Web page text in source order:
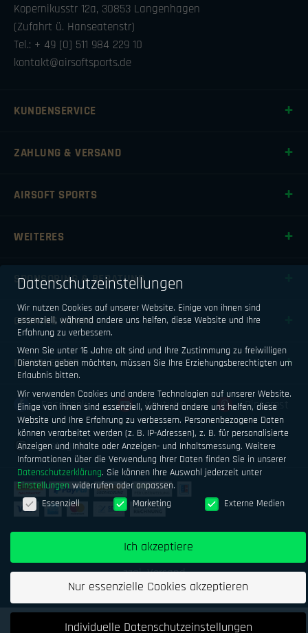
Kopernikusstr 12a, 30853 Langenhagen
(Zufahrt ü. Hanseatenstr)
Tel.: + 49 [0] 511 984 229 10
kontakt@airsoftsports.de
KUNDENSERVICE
ZAHLUNG & VERSAND
AIRSOFT SPORTS
WEITERES
SPONSORING & BERATUNG
OPENING HOURS
NEWSLETTER
Facebook Youtube Pinterest
Instagram
Geld verdienen mit Airsoftsports
Alle Preise inkl. MwSt.
zzgl. Versand
Datenschutzeinstellungen
Wir nutzen Cookies auf unserer Website. Einige von ihnen sind
essenziell, während andere uns helfen, diese Website und Ihre
Erfahrung zu verbessern.
Wenn Sie unter 16 Jahre alt sind und Ihre Zustimmung zu freiwilligen
Diensten geben möchten, müssen Sie Ihre Erziehungsberechtigten um
Erlaubnis bitten.
Wir verwenden Cookies und andere Technologien auf unserer Website.
Einige von ihnen sind essenziell, während andere uns helfen, diese
Website und Ihre Erfahrung zu verbessern. Personenbezogene Daten
können verarbeitet werden (z. B. IP-Adressen), z. B. für personalisierte
Anzeigen und Inhalte oder Anzeigen- und Inhaltsmessung. Weitere
Informationen über die Verwendung Ihrer Daten finden Sie in unserer
Datenschutzerklärung. Sie können Ihre Auswahl jederzeit unter
Einstellungen widerrufen oder anpassen.
Datenschutzeinstellungen
Essenziell Marketing Externe Medien
Ich akzeptiere
Nur essenzielle Cookies akzeptieren
Individuelle Datenschutzeinstellungen